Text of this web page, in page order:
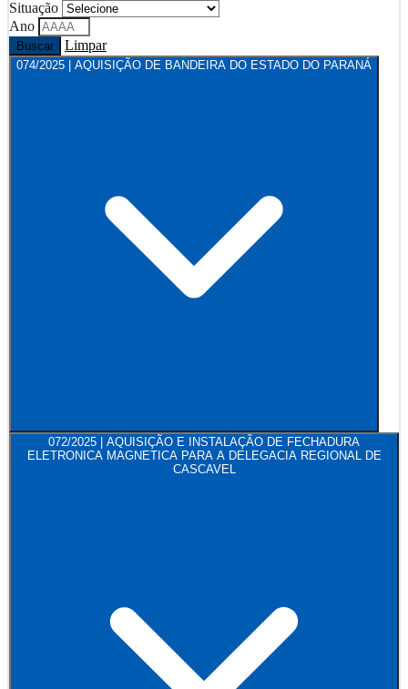
Situação
Ano
Buscar Limpar
074/2025 | AQUISIÇÃO DE BANDEIRA DO ESTADO DO PARANÁ
072/2025 | AQUISIÇÃO E INSTALAÇÃO DE FECHADURA
ELETRONICA MAGNETICA PARA A DELEGACIA REGIONAL DE
CASCAVEL